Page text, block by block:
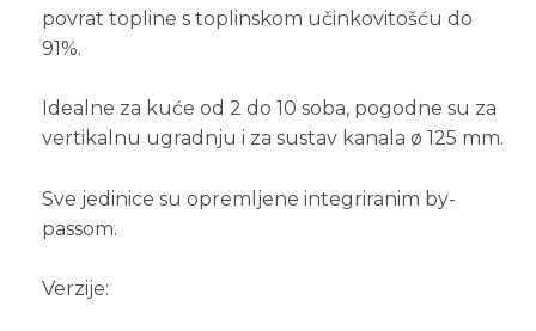
povrat topline s toplinskom učinkovitošću do
91%.
Idealne za kuće od 2 do 10 soba, pogodne su za
vertikalnu ugradnju i za sustav kanala ø 125 mm.
Sve jedinice su opremljene integriranim by-
passom.
Verzije: